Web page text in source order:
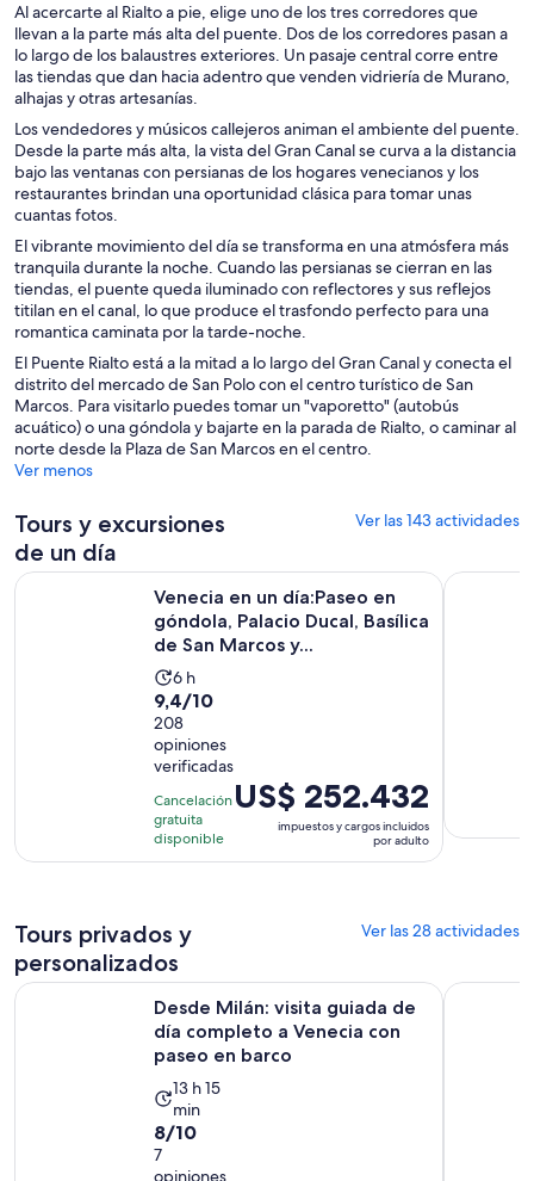
Al acercarte al Rialto a pie, elige uno de los tres corredores que
llevan a la parte más alta del puente. Dos de los corredores pasan a
lo largo de los balaustres exteriores. Un pasaje central corre entre
las tiendas que dan hacia adentro que venden vidriería de Murano,
alhajas y otras artesanías.
Los vendedores y músicos callejeros animan el ambiente del puente.
Desde la parte más alta, la vista del Gran Canal se curva a la distancia
bajo las ventanas con persianas de los hogares venecianos y los
restaurantes brindan una oportunidad clásica para tomar unas
cuantas fotos.
El vibrante movimiento del día se transforma en una atmósfera más
tranquila durante la noche. Cuando las persianas se cierran en las
tiendas, el puente queda iluminado con reflectores y sus reflejos
titilan en el canal, lo que produce el trasfondo perfecto para una
romantica caminata por la tarde-noche.
El Puente Rialto está a la mitad a lo largo del Gran Canal y conecta el
distrito del mercado de San Polo con el centro turístico de San
Marcos. Para visitarlo puedes tomar un "vaporetto" (autobús
acuático) o una góndola y bajarte en la parada de Rialto, o caminar al
norte desde la Plaza de San Marcos en el centro.
Ver menos
Tours y excursiones
de un día
Ver las 143 actividades
Venecia en un día:Paseo en
góndola, Palacio Ducal, Basílica
de San Marcos y...
La
actividad
dura
6
horas
6 h
9.4
de
10
con
208
opiniones
9,4/10
208
opiniones
verificadas
Cancelación
gratuita
disponible
El
precio
de
US$ 252.432
impuestos y cargos incluidos
por adulto
Venecia en un día:Paseo en góndola, Palacio Ducal, Basílica
Tours privados y
personalizados
Ver las 28 actividades
Desde Milán: visita guiada de
día completo a Venecia con
paseo en barco
La
actividad
dura
13
13 h 15
min
8.0
de
8/10
7
opiniones
Desde Milán: visita guiada de día completo a Venecia con
Tour